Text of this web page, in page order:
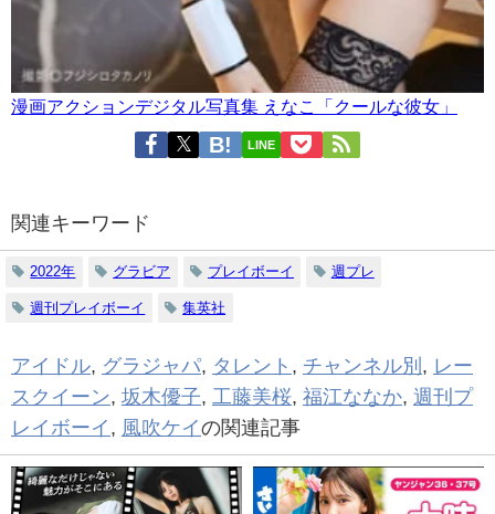
漫画アクションデジタル写真集 えなこ「クールな彼女」
LINE
関連キーワード
2022年 グラビア プレイボーイ 週プレ
週刊プレイボーイ 集英社
アイドル, グラジャパ, タレント , チャンネル別 ,
レー
スクイーン, 坂木優子, 工藤美桜, 福江ななか, 週刊プ
レイボーイ , 風吹ケイの関連記事